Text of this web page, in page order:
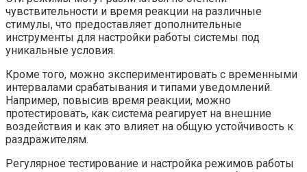
чувствительности и время реакции на различные
стимулы, что предоставляет дополнительные
инструменты для настройки работы системы под
уникальные условия.
Кроме того, можно экспериментировать с временными
интервалами срабатывания и типами уведомлений.
Например, повысив время реакции, можно
протестировать, как система реагирует на внешние
воздействия и как это влияет на общую устойчивость к
раздражителям.
Регулярное тестирование и настройка режимов работы